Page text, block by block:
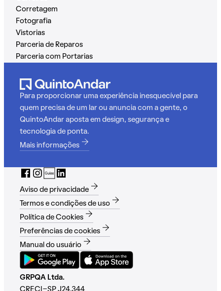
Corretagem
Fotografia
Vistorias
Parceria de Reparos
Parceria com Portarias
Para proporcionar uma experiência inesquecível para
quem precisa de um lar ou anuncia com a gente, o
QuintoAndar aposta em design, segurança e
tecnologia de ponta.
Mais informações
Aviso de privacidade
Termos e condições de uso
Política de Cookies
Preferências de cookies
Manual do usuário
GRPQA Ltda.